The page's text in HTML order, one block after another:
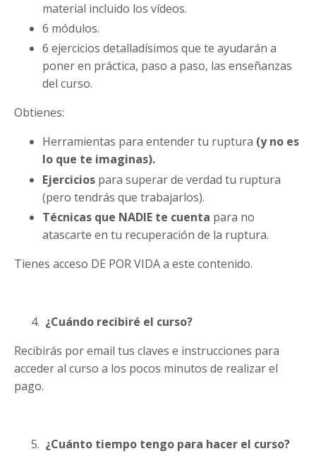
material incluido los vídeos.
6 módulos.
6 ejercicios detalladísimos que te ayudarán a
poner en práctica, paso a paso, las enseñanzas
del curso.
Obtienes:
Herramientas para entender tu ruptura (y no es
lo que te imaginas).
Ejercicios para superar de verdad tu ruptura
(pero tendrás que trabajarlos).
Técnicas que NADIE te cuenta para no
atascarte en tu recuperación de la ruptura.
Tienes acceso DE POR VIDA a este contenido.
¿Cuándo recibiré el curso?
Recibirás por email tus claves e instrucciones para
acceder al curso a los pocos minutos de realizar el
pago.
¿Cuánto tiempo tengo para hacer el curso?